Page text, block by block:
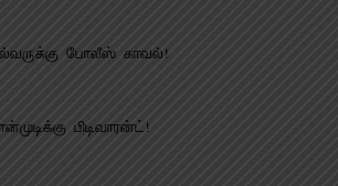
போலீஸ் காவல்!
பிடிவாரன்ட்!